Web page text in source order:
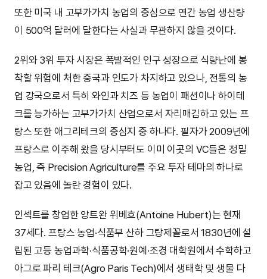
또한 미국 내 고부가가치 농업의 중심으로 연간 농업 생산량
이 500억 달러에 달한다는 사실과 무관하지 않을 것이다.
2위와 3위 투자 시장은 폭발적인 인구 성장으로 식량난에 봉
착할 위험에 처한 중국과 인도가 차지하고 있으나, 전통의 농
업 강국으로서 특히 와인과 치즈 등 농업이 패션이나 하이테
크를 능가하는 고부가가치 산업으로서 자리매김하고 있는 프
랑스 또한 애그리테크의 중심지 중 하나다. 필자가 2009년에
프랑스로 이주해 왔을 당시부터도 이미 이곳의 VC들은 정밀
농업, 즉 Precision Agriculture를 주요 투자 테마의 하나로
잡고 있음에 놀란 경험이 있다.
인섹트를 창업한 앙트완 위베흐(Antoine Hubert)는 현재
37세다. 프랑스 농업·식품부 산하 그랑제꼴로서 1830년에 설
립된 고등 농업과학·식품공학·원예·조경 대학원에서 수학하고
아그로 파리 테크(Agro Paris Tech)에서 생태학 및 생물 다